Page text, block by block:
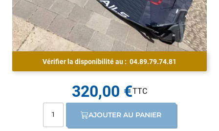
Vérifier la disponibilité au : 04.89.79.74.81
320,00 €
AJOUTER AU PANIER